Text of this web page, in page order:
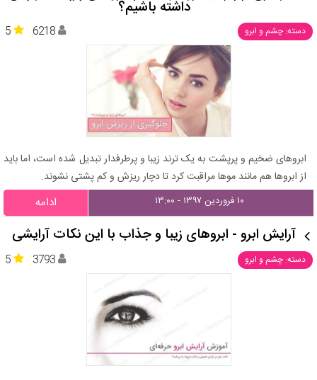
داشته باشیم؟
دسته: چشم و ابرو 5 6218
ابروهای ضخیم و پرپشت به یک ترند زیبا و پرطرفدار تبدیل شده است، اما باید
از ابروها هم مانند موها مراقبت کرد تا دچار ریزش و کم پشتی نشوند.
۱۰ فروردین ۱۳۹۷ - ۱۳:۰۰ ادامه
آرایش ابرو - ابروهای زیبا و جذاب با این نکات آرایشی
دسته: چشم و ابرو 5 3793